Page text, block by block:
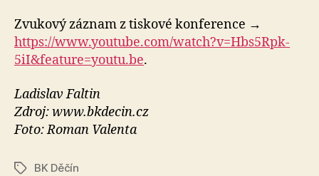
Zvukový záznam z tiskové konference →
https://www.youtube.com/watch?v=Hbs5Rpk-
5iI&feature=youtu.be.
Ladislav Faltin
Zdroj: www.bkdecin.cz
Foto: Roman Valenta
ŠtítkyBK Děčín